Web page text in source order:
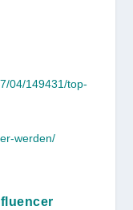
04/149431/top-
werden/